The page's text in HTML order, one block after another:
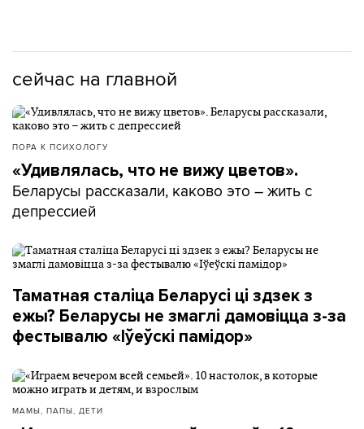
сейчас на главной
ПОРА К ПСИХОЛОГУ
«Удивлялась, что не вижу цветов».
Беларусы рассказали, каково это – жить с
депрессией
Таматная сталіца Беларусі ці здзек з
ежы? Беларусы не змаглі дамовіцца з-за
фестывалю «Іўеўскі памідор»
МАМЫ, ПАПЫ, ДЕТИ